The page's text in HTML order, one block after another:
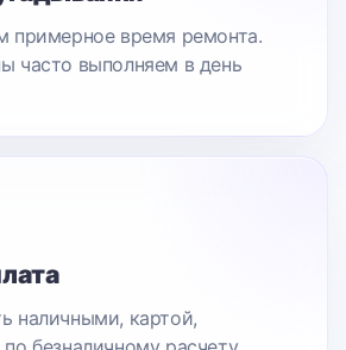
примерное время ремонта.
часто выполняем в день
наличными, картой,